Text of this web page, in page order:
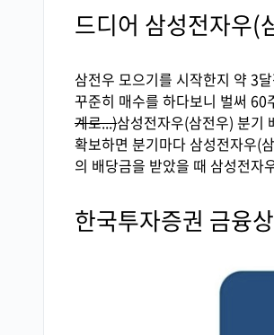
드디어 삼성전자우(
삼전우 모으기를 시작한지 약 3
꾸준히 매수를 하다보니 벌써 60
계로...)삼성전자우(삼전우) 분기
확보하면 분기마다 삼성전자우(
의 배당금을 받았을 때 삼성전자
한국투자증권 금융